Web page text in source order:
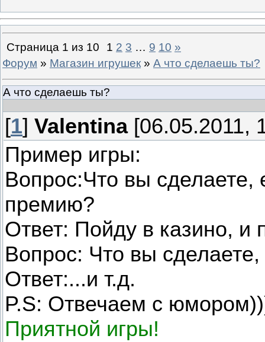
Страница 1 из 10 1 2 3 … 9 10 »
Форум » Магазин игрушек » А что сделаешь ты?
А что сделаешь ты?
[1] Valentina[06.05.2011,
Пример игры:
Вопрос:Что вы
премию?
Ответ: Пойду в казино, и
Вопрос: Что вы сделаете,
Ответ:...и т.д.
P.S: Отвечаем с
Приятной игры!